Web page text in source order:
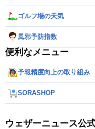
ゴルフ場の天気
風邪予防指数
便利なメニュー
予報精度向上の取り組み
SORASHOP
ウェザーニュース公